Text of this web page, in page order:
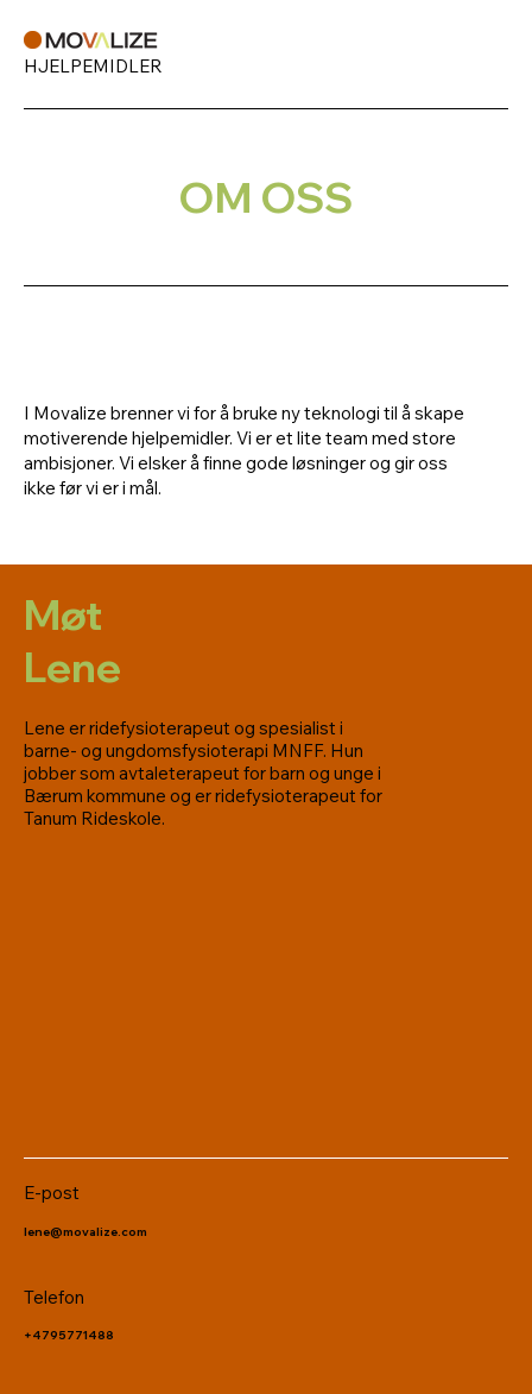
HJELPEMIDLER
OM OSS
I Movalize brenner vi for å bruke ny teknologi til å skape
motiverende hjelpemidler. Vi er et lite team med store
ambisjoner. Vi elsker å finne gode løsninger og gir oss
ikke før vi er i mål.
Lene er ridefysioterapeut og spesialist i
barne- og ungdomsfysioterapi MNFF. Hun
jobber som avtaleterapeut for barn og unge i
Bærum kommune og er ridefysioterapeut for
Tanum Rideskole.
Møt
Lene
+4795771488
Telefon
lene@movalize.com
E-post